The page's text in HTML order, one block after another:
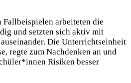
arbeiteten die
und setzten sich aktiv mit
Die Unterrichtseinheit
regte zum Nachdenken an und
Risiken besser